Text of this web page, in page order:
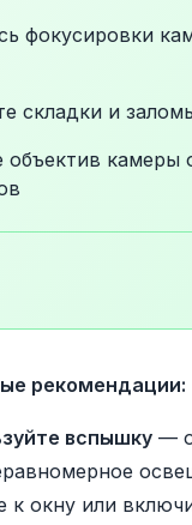
фокусировки
складки и
объектив камеры
рекомендации:
вспышку —
к окну или